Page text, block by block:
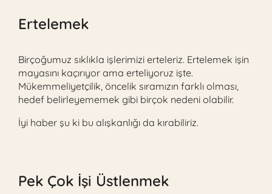
Ertelemek
Birçoğumuz sıklıkla işlerimizi erteleriz. Ertelemek işin
mayasını kaçırıyor ama erteliyoruz işte.
Mükemmeliyetçilik, öncelik sıramızın farklı olması,
hedef belirleyememek gibi birçok nedeni olabilir.
İyi haber şu ki bu alışkanlığı da kırabiliriz.
Pek Çok İşi Üstlenmek